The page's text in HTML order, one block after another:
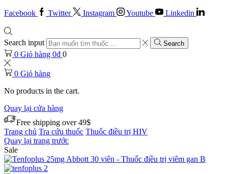
Facebook Twitter Instagram Youtube Linkedin
Search input Search
0 Giỏ hàng 0₫ 0
0 Giỏ hàng
No products in the cart.
Quay lại cửa hàng
Free shipping over 49$
Trang chủ Tra cứu thuốc Thuốc điều trị HIV
Quay lại trang trước
Sale